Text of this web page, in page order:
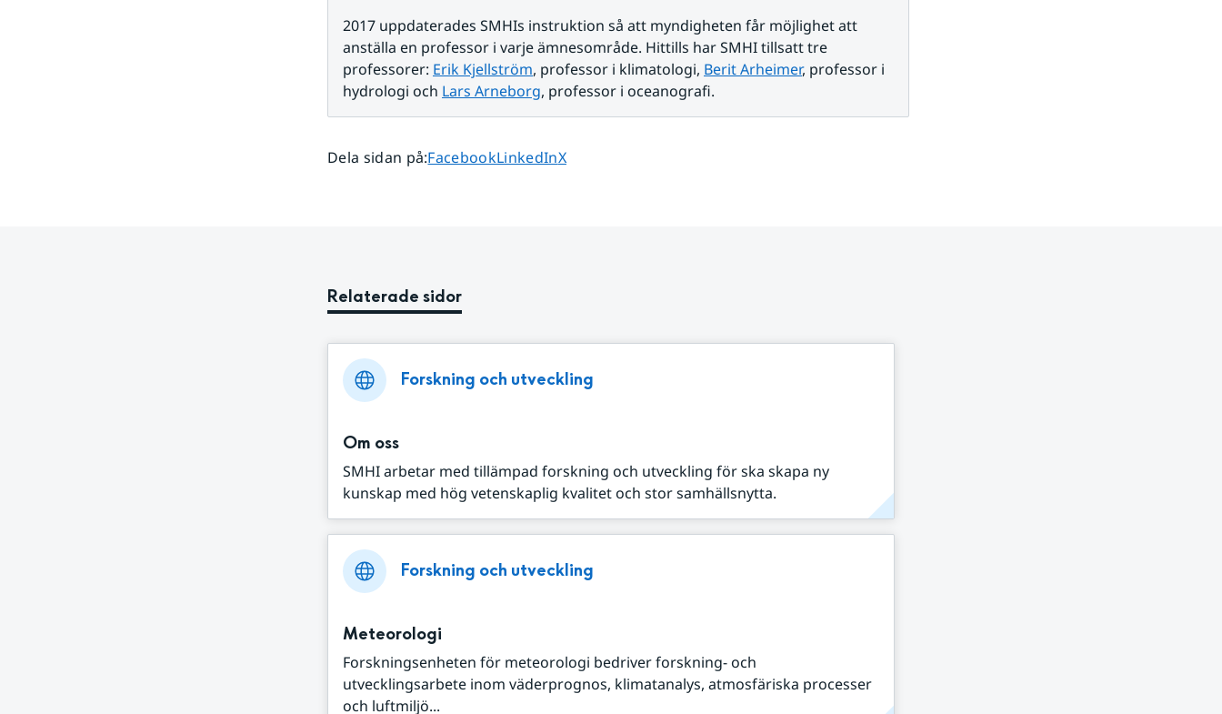
2017 uppdaterades SMHIs instruktion så att myndigheten får möjlighet att
anställa en professor i varje ämnesområde. Hittills har SMHI tillsatt tre
professorer: Erik Kjellström, professor i klimatologi, Berit Arheimer, professor i
hydrologi och Lars Arneborg, professor i oceanografi.
Dela sidan på:Dela sidan på
FacebookDela sidan på
LinkedInDela sidan på
X
Relaterade sidor
Forskning och utveckling
Om oss
SMHI arbetar med tillämpad forskning och utveckling för ska skapa ny
kunskap med hög vetenskaplig kvalitet och stor samhällsnytta.
Forskning och utveckling
Meteorologi
Forskningsenheten för meteorologi bedriver forskning- och
utvecklingsarbete inom väderprognos, klimatanalys, atmosfäriska processer
och luftmiljö...